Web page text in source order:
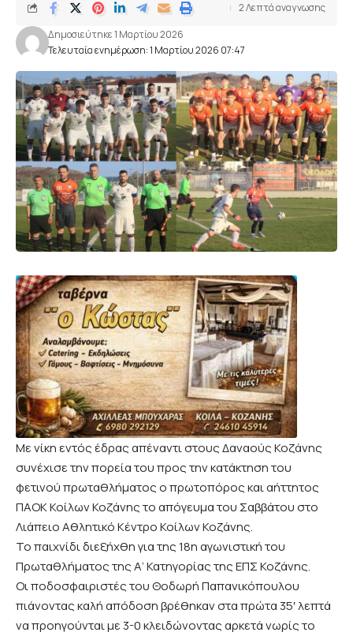
Τελευταία ενημέρωση: 1 Μαρτίου 2026 07:47
Δημοσιεύτηκε 1 Μαρτίου 2026
2 Λεπτά αναγνωσης
Με νίκη εντός έδρας απέναντι στους Δαναούς Κοζάνης
συνέχισε την πορεία του προς την κατάκτηση του
φετινού πρωταθλήματος ο πρωτοπόρος και αήττητος
ΠΑΟΚ Κοίλων Κοζάνης το απόγευμα του Σαββάτου στο
Λιάπειο Αθλητικό Κέντρο Κοίλων Κοζάνης.
Το παιχνίδι διεξήχθη για της 18η αγωνιστική του
Πρωταθλήματος της Α’ Κατηγορίας της ΕΠΣ Κοζάνης.
Οι ποδοσφαιριστές του Θοδωρή Παπανικόπουλου
πιάνοντας καλή απόδοση βρέθηκαν στα πρώτα 35′ λεπτά
να προηγούνται με 3-0 κλειδώνοντας αρκετά νωρίς το